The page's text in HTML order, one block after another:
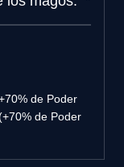
de Poder
de Poder